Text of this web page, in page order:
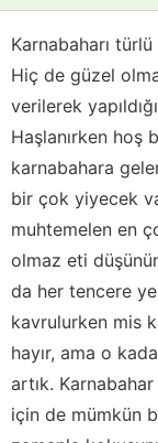
Karnabaharı
Hiç de güzel
verilerek
Haşlanırken hoş
karnabahara
bir çok yiyecek
muhtemelen en
olmaz eti
da her tencere
kavrulurken mis
hayır, ama o
artık.
için de mümkün